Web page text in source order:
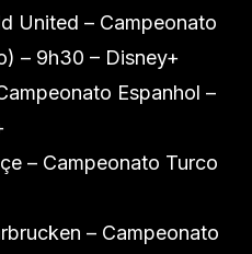
United – Campeonato
– 9h30 – Disney+
Espanhol –
– Campeonato Turco
– Campeonato